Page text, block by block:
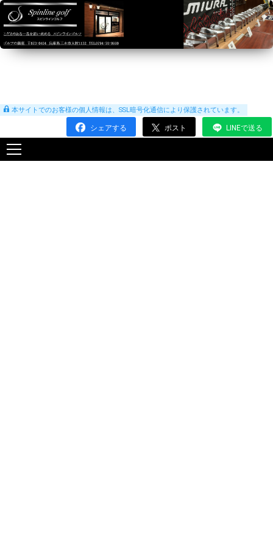
本サイトでのお客様の個人情報は、SSL暗号化通信により保護されています。
シェアする ポスト LINEで送る